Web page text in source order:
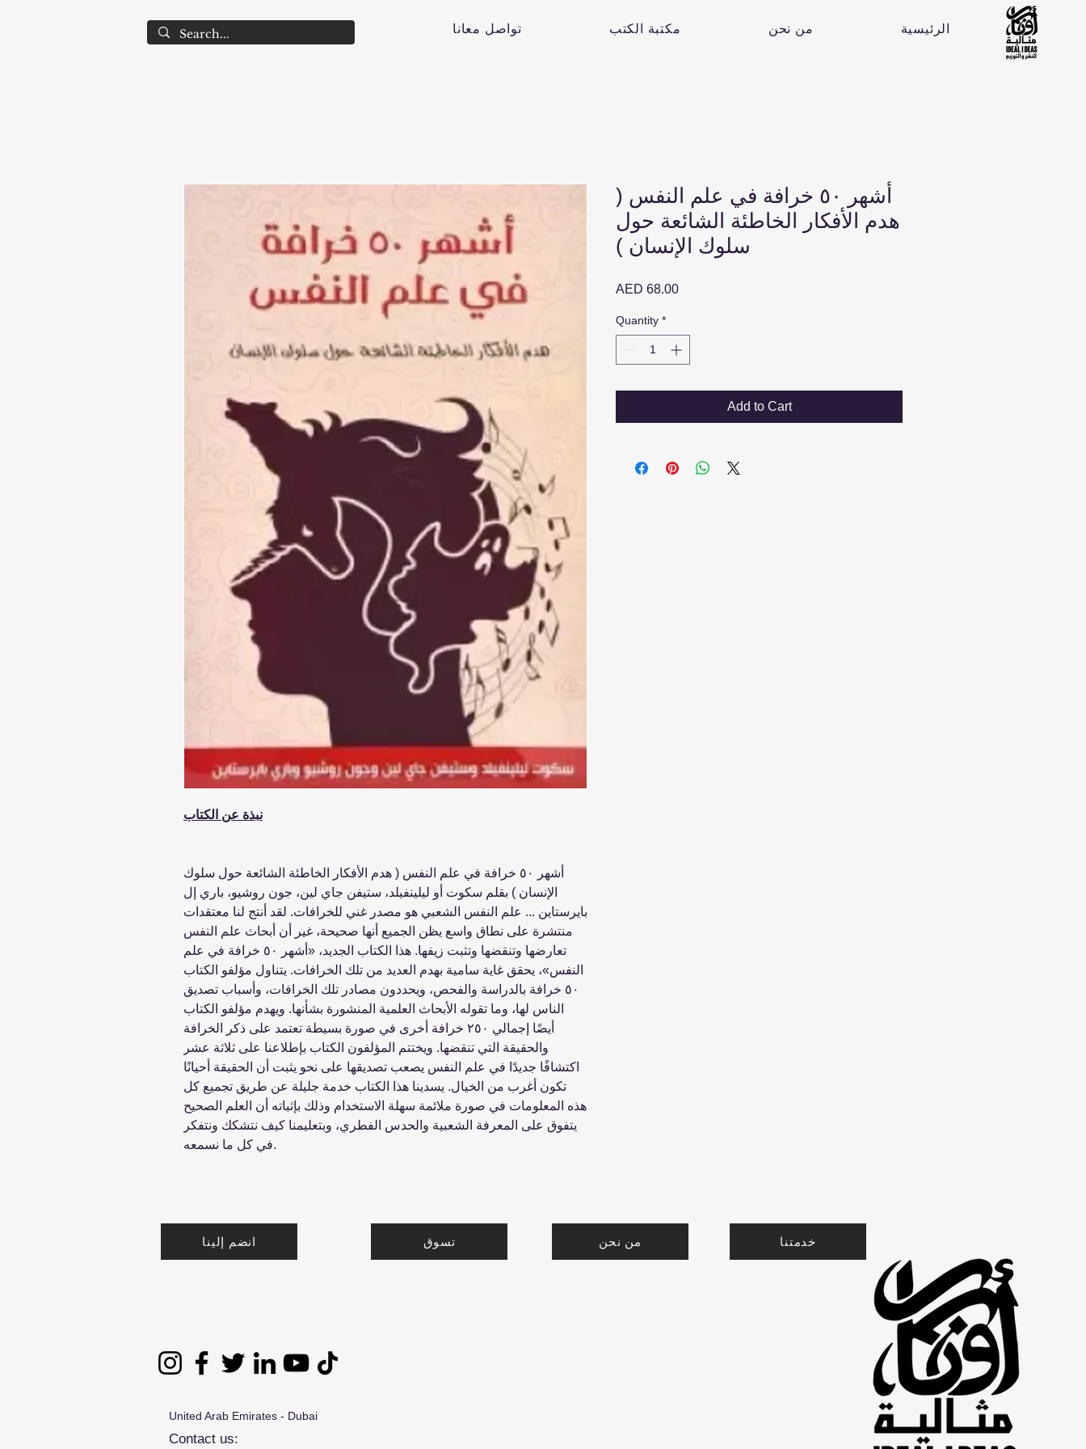
تواصل معانا مكتبة الكتب من نحن الرئيسية
نبذة عن الكتاب
أشهر ٥٠ خرافة في علم النفس ( هدم الأفكار الخاطئة الشائعة حول سلوك
الإنسان ) بقلم سكوت أو ليلينفيلد، ستيفن جاي لين، جون روشيو، باري إل
بايرستاين ... علم النفس الشعبي هو مصدر غني للخرافات. لقد أنتج لنا معتقدات
منتشرة على نطاق واسع يظن الجميع أنها صحيحة، غير أن أبحاث علم النفس
تعارضها وتنقضها وتثبت زيفها. هذا الكتاب الجديد، «أشهر ٥٠ خرافة في علم
النفس»، يحقق غاية سامية بهدم العديد من تلك الخرافات. يتناول مؤلفو الكتاب
٥٠ خرافة بالدراسة والفحص، ويحددون مصادر تلك الخرافات، وأسباب تصديق
الناس لها، وما تقوله الأبحاث العلمية المنشورة بشأنها. ويهدم مؤلفو الكتاب
أيضًا إجمالي ٢٥٠ خرافة أخرى في صورة بسيطة تعتمد على ذكر الخرافة
والحقيقة التي تنقضها. ويختتم المؤلفون الكتاب بإطلاعنا على ثلاثة عشر
اكتشافًا جديدًا في علم النفس يصعب تصديقها على نحو يثبت أن الحقيقة أحيانًا
تكون أغرب من الخيال. يسدينا هذا الكتاب خدمة جليلة عن طريق تجميع كل
هذه المعلومات في صورة ملائمة سهلة الاستخدام وذلك بإثباته أن العلم الصحيح
يتفوق على المعرفة الشعبية والحدس الفطري، وبتعليمنا كيف نتشكك ونتفكر
في كل ما نسمعه.
أشهر ٥٠ خرافة في علم النفس (
هدم الأفكار الخاطئة الشائعة حول
سلوك الإنسان )
AED 68.00Price
Quantity *
Add to Cart
انضم إلينا تسوق من نحن خدمتنا
United Arab Emirates - Dubai
Contact us: